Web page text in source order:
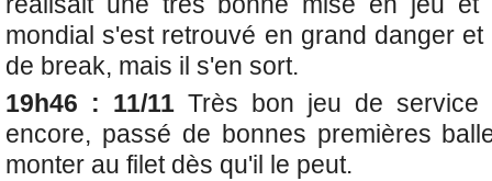
mondial s'est retrouvé en grand danger
de break, mais il s'en sort.
19h46 : 11/11 Très bon jeu de
encore, passé de bonnes premières
monter au filet dès qu'il le peut.